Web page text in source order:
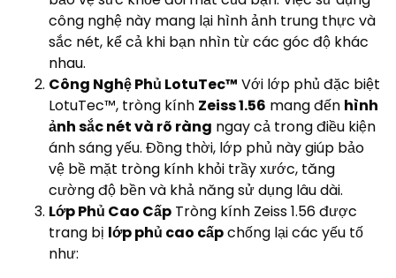
công nghệ này mang lại hình ảnh trung thực và
sắc nét, kể cả khi bạn nhìn từ các góc độ khác
nhau.
Công Nghệ Phủ LotuTec™ Với lớp phủ đặc biệt
LotuTec™, tròng kính Zeiss 1.56 mang đến hình
ảnh sắc nét và rõ ràng ngay cả trong điều kiện
ánh sáng yếu. Đồng thời, lớp phủ này giúp bảo
vệ bề mặt tròng kính khỏi trầy xước, tăng
cường độ bền và khả năng sử dụng lâu dài.
Lớp Phủ Cao Cấp Tròng kính Zeiss 1.56 được
trang bị lớp phủ cao cấpchống lại các yếu tố
như: